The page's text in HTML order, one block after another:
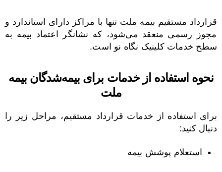
قرارداد مستقیم بیمه ملت تنها با مراکز دارای استاندارد و
مجوز رسمی منعقد می‌شود، که نشانگر اعتماد بیمه به
سطح خدمات کلینیک نگاه نو است.
نحوه استفاده از خدمات برای بیمه‌شدگان بیمه
ملت
برای استفاده از خدمات قرارداد مستقیم، مراحل زیر را
دنبال کنید:
استعلام پوشش بیمه